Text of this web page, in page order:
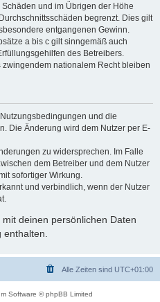
und im Übrigen der Höhe
begrenzt. Dies gilt
entgangenen Gewinn.
a bis c gilt sinngemäß auch
des Betreibers.
nationalem Recht bleiben
und die
Die Änderung wird dem Nutzer per E-
zu widersprechen. Im Falle
dem Betreiber und dem Nutzer
sofortiger Wirkung.
und verbindlich, wenn der Nutzer
deinen persönlichen Daten
Alle Zeiten sind UTC+01:00
Software © phpBB Limited